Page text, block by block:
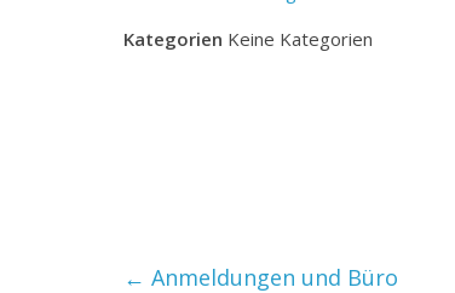
Kategorien Keine Kategorien
← Anmeldungen und Büro